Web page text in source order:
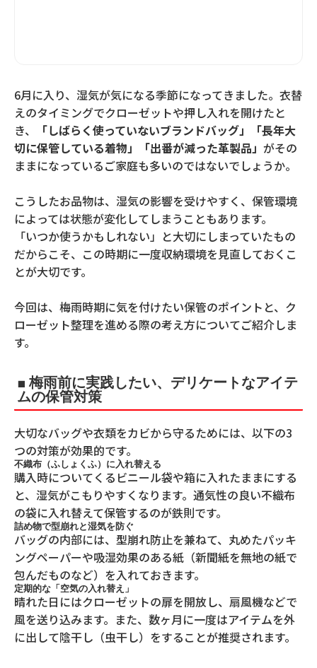
6月に入り、湿気が気になる季節になってきました。衣替
えのタイミングでクローゼットや押し入れを開けたと
き、
「しばらく使っていないブランドバッグ」「長年大
切に保管している着物」「出番が減った革製品」 がその
ままになっているご家庭も多いのではないでしょうか。
こうしたお品物は、湿気の影響を受けやすく、保管環境
によっては状態が変化してしまうこともあります。
「いつか使うかもしれない」と大切にしまっていたもの
だからこそ、この時期に一度収納環境を見直しておくこ
とが大切です。
今回は、梅雨時期に気を付けたい保管のポイントと、ク
ローゼット整理を進める際の考え方についてご紹介しま
す。
■ 梅雨前に実践したい、デリケートなアイテ
ムの保管対策
大切なバッグや衣類をカビから守るためには、以下の3
つの対策が効果的です。
不織布（ふしょくふ）に入れ替える
購入時についてくるビニール袋や箱に入れたままにする
と、湿気がこもりやすくなります。通気性の良い不織布
の袋に入れ替えて保管するのが鉄則です。
詰め物で型崩れと湿気を防ぐ
バッグの内部には、型崩れ防止を兼ねて、丸めたパッキ
ングペーパーや吸湿効果のある紙（新聞紙を無地の紙で
包んだものなど）を入れておきます。
定期的な「空気の入れ替え」
晴れた日にはクローゼットの扉を開放し、扇風機などで
風を送り込みます。また、数ヶ月に一度はアイテムを外
に出して陰干し（虫干し）をすることが推奨されます。